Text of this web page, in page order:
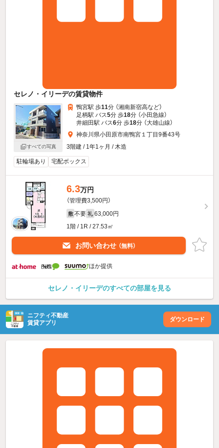
セレノ・イリーデの賃貸物件
すべての写真
鴨宮駅 歩11分 （湘南新宿高など）
足柄駅 バス5分 歩18分 （小田急線）
井細田駅 バス6分 歩18分 （大雄山線）
神奈川県小田原市南鴨宮１丁目9番43号
3階建 / 1年1ヶ月 / 木造
駐輪場あり 宅配ボックス
6.3万円
（管理費3,500円）
敷 不要 礼 63,000円
1階 / 1R / 27.53㎡
お問い合わせ （無料）
ほか提供
セレノ・イリーデのすべての部屋を見る
ニフティ不動産
賃貸アプリ
ダウンロード